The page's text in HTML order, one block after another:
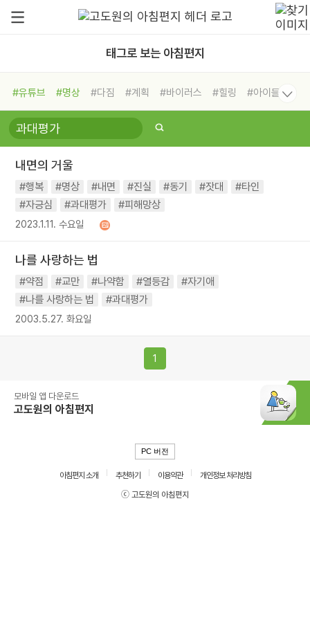
태그로 보는 아침편지
#유튜브 #명상 #다짐 #계획 #바이러스 #힐링
#아이들
#비전캠프
#독서캠프 #삶
#희망
#나눔 #친구 #링컨학교
#독서
#건강
내면의 거울
#행복 #명상 #내면 #진실 #동기 #잣대
#타인
#자긍심
#과대평가 #피해망상
2023.1.11. 수요일
나를 사랑하는 법
#약점 #교만 #나약함 #열등감
#자기애
#나를 사랑하는 법
#과대평가
2003.5.27. 화요일
1
모바일 앱 다운로드
고도원의 아침편지
PC 버전
아침편지 소개 추천하기 이용약관
개인정보 처리방침
ⓒ 고도원의 아침편지